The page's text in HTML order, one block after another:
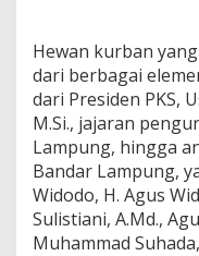
Hewan kurban
dari berbagai
dari Presiden PKS,
M.Si., jajaran
Lampung, hingga
Bandar Lampung,
Widodo, H. Agus
Sulistiani, A.Md.,
Muhammad